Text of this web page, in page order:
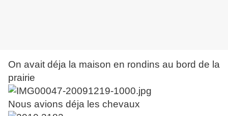
On avait déja la maison en rondins au bord de la
prairie
Nous avions déja les chevaux